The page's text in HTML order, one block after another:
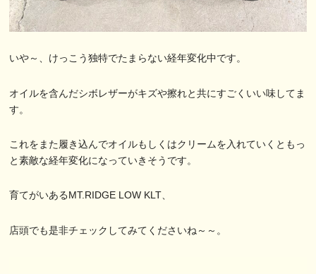
いや～、けっこう独特でたまらない経年変化中です。
オイルを含んだシボレザーがキズや擦れと共にすごくいい味してま
す。
これをまた履き込んでオイルもしくはクリームを入れていくともっ
と素敵な経年変化になっていきそうです。
育てがいあるMT.RIDGE LOW KLT、
店頭でも是非チェックしてみてくださいね～～。